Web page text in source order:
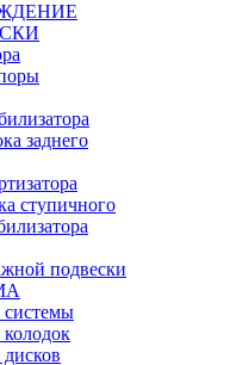
заднего
ступичного
подвески
системы